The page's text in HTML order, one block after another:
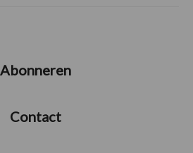
Abonneren
Contact